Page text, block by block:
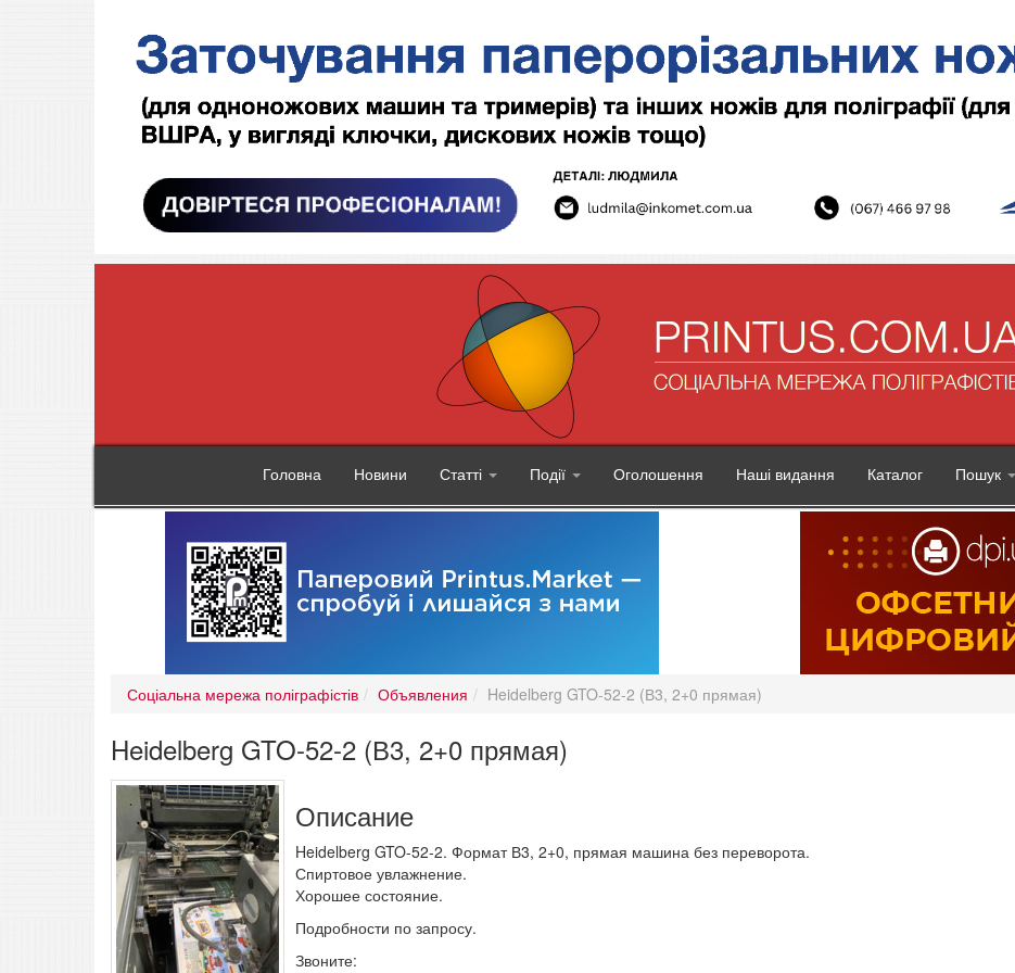
Головна Новини Статті Події Оголошення Наші видання Каталог Пошук
Соціальна мережа поліграфістів Объявления Heidelberg GTO-52-2 (В3, 2+0 прямая)
Heidelberg GTO-52-2 (В3, 2+0 прямая)
Описание
Heidelberg GTO-52-2. Формат В3, 2+0, прямая машина без переворота.
Спиртовое увлажнение.
Хорошее состояние.
Подробности по запросу.
Звоните: